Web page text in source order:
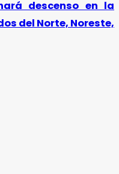
descenso en la
del Norte, Noreste,